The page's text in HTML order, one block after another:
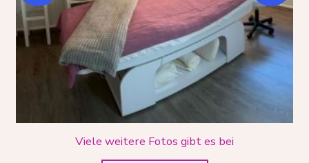
Viele weitere Fotos gibt es bei